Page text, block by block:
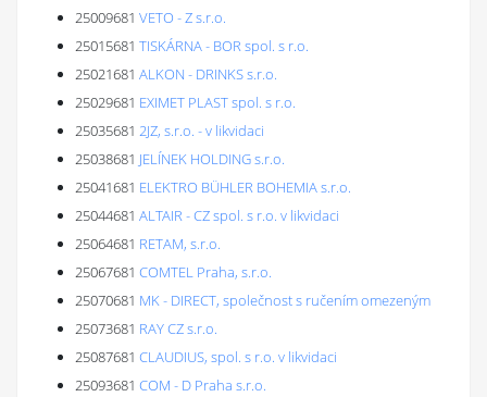
25009681 VETO - Z s.r.o.
25015681 TISKÁRNA - BOR spol. s r.o.
25021681 ALKON - DRINKS s.r.o.
25029681 EXIMET PLAST spol. s r.o.
25035681 2JZ, s.r.o. - v likvidaci
25038681 JELÍNEK HOLDING s.r.o.
25041681 ELEKTRO BÜHLER BOHEMIA s.r.o.
25044681 ALTAIR - CZ spol. s r.o. v likvidaci
25064681 RETAM, s.r.o.
25067681 COMTEL Praha, s.r.o.
25070681 MK - DIRECT, společnost s ručením omezeným
25073681 RAY CZ s.r.o.
25087681 CLAUDIUS, spol. s r.o. v likvidaci
25093681 COM - D Praha s.r.o.